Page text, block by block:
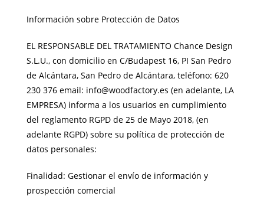
Información sobre Protección de Datos
EL RESPONSABLE DEL TRATAMIENTO Chance Design
S.L.U., con domicilio en C/Budapest 16, PI San Pedro
de Alcántara, San Pedro de Alcántara, teléfono: 620
230 376 email: info@woodfactory.es (en adelante, LA
EMPRESA) informa a los usuarios en cumplimiento
del reglamento RGPD de 25 de Mayo 2018, (en
adelante RGPD) sobre su política de protección de
datos personales:
Finalidad: Gestionar el envío de información y
prospección comercial